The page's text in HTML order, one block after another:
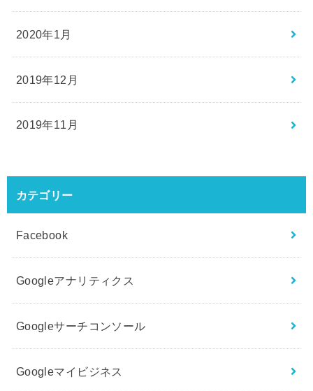
2020年1月
2019年12月
2019年11月
カテゴリー
Facebook
Googleアナリティクス
Googleサーチコンソール
Googleマイビジネス